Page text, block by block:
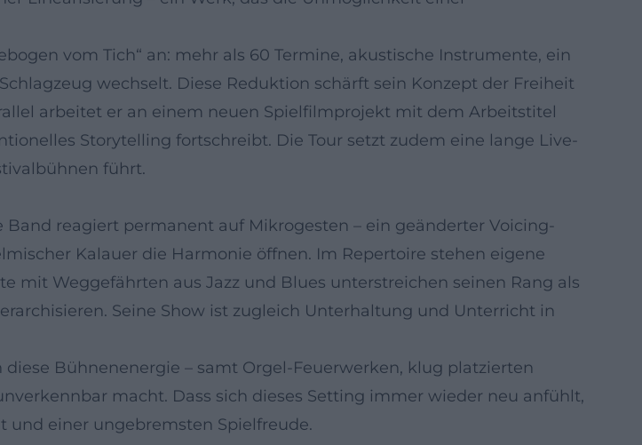
vom Tich“ an: mehr als 60 Termine, akustische Instrumente, ein
wechselt. Diese Reduktion schärft sein Konzept der Freiheit
arbeitet er an einem neuen Spielfilmprojekt mit dem Arbeitstitel
Storytelling fortschreibt. Die Tour setzt zudem eine lange Live-
führt.
Band reagiert permanent auf Mikrogesten – ein geänderter Voicing-
Kalauer die Harmonie öffnen. Im Repertoire stehen eigene
mit Weggefährten aus Jazz und Blues unterstreichen seinen Rang als
Seine Show ist zugleich Unterhaltung und Unterricht in
Bühnenenergie – samt Orgel-Feuerwerken, klug platzierten
macht. Dass sich dieses Setting immer wieder neu anfühlt,
und einer ungebremsten Spielfreude.